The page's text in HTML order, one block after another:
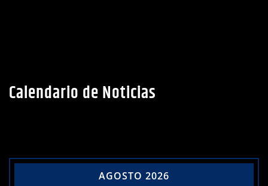
Calendario de Noticias
AGOSTO 2026